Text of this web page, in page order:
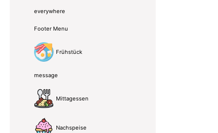
everywhere
Footer Menu
Frühstück
message
Mittagessen
Nachspeise